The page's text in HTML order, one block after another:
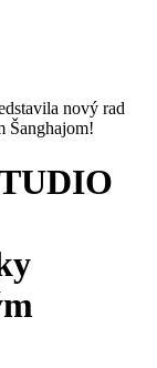
nový rad
Šanghajom!